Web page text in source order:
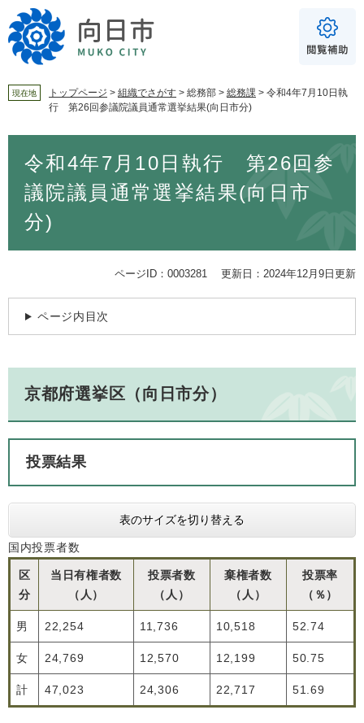
ー
ジ
ニ
ュ
For Foreigners
音声読み上げ
読み上げ 読み上げ設定
やさしい日本語
文字サイズ
現在地 トップページ > 組織でさがす > 総務部 > 総務課 > 令和4年7月10日執
行 第26回参議院議員通常選挙結果(向日市分)
令和4年7月10日執行 第26回参
議院議員通常選挙結果(向日市
分)
ページID：0003281 更新日：2024年12月9日更新
ページ内目次
京都府選挙区（向日市分）
投票結果
表のサイズを切り替える
国内投票者数
区
分
当日有権者数
（人）
投票者数
（人）
棄権者数
（人）
投票率
（％）
男 22,254 11,736 10,518 52.74
女 24,769 12,570 12,199 50.75
計 47,023 24,306 22,717 51.69